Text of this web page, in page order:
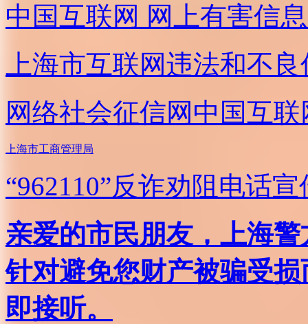
中国互联网 网上有害信
上海市互联网违法和不
网络社会征信网 中国互
上海市工商管理局
“962110”反诈劝阻电话宣
亲爱的市民朋友，上海
针对避免您财产被骗受
即接听。